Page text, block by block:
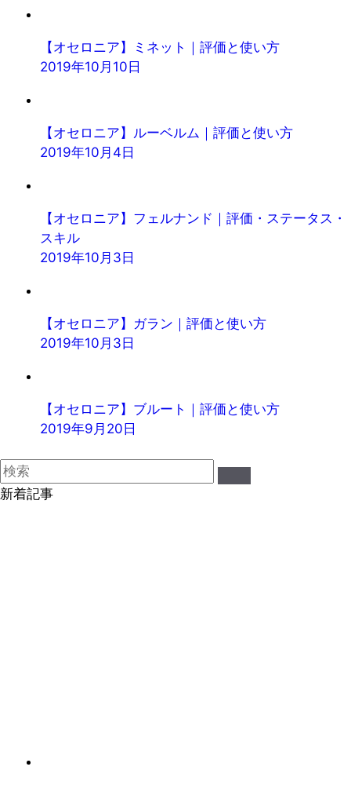
【オセロニア】ミネット｜評価と使い方
2019年10月10日
【オセロニア】ルーベルム｜評価と使い方
2019年10月4日
【オセロニア】フェルナンド｜評価・ステータス・
スキル
2019年10月3日
【オセロニア】ガラン｜評価と使い方
2019年10月3日
【オセロニア】ブルート｜評価と使い方
2019年9月20日
新着記事